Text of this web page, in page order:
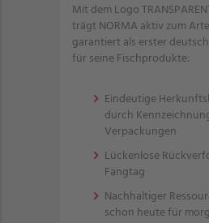
Mit dem Logo
trägt NORMA aktiv zum
garantiert als erster
für seine Fischprodukte:
Eindeutige
durch
Verpackungen
Lückenlose
Fangtag
Nachhaltiger
schon heute für